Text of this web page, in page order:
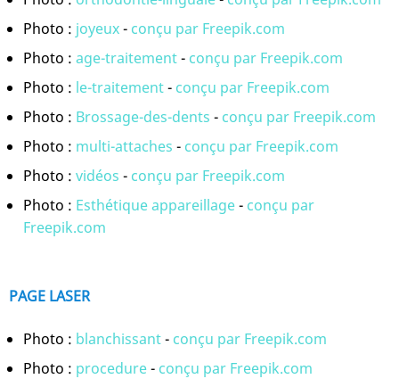
Photo : joyeux- conçu par Freepik.com
Photo : age-traitement- conçu par Freepik.com
Photo : le-traitement- conçu par Freepik.com
Photo : Brossage-des-dents - conçu par Freepik.com
Photo : multi-attaches - conçu par Freepik.com
Photo : vidéos - conçu par Freepik.com
Photo : Esthétique appareillage- conçu par
Freepik.com
PAGE LASER
Photo : blanchissant- conçu par Freepik.com
Photo : procedure- conçu par Freepik.com